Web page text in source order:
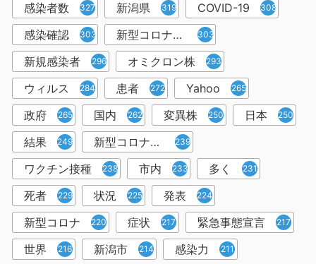
感染者数 327 新潟県 319 COVID-19 308
感染確認 303 新型コロナウィルス感染症 303
新規感染者 296 オミクロン株 293
ウィルス 284 患者 272 Yahoo 265
政府 265 国内 262 変異株 250 日本 250
結果 249 新型コロナウイルスワクチン 239
ワクチン接種 238 市内 233 多く 231
死者 229 状況 225 発表 224
新型コロナ 220 症状 217 緊急事態宣言 217
世界 216 新潟市 214 感染力 211